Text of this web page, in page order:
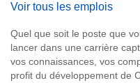
Voir tous les emplois
Quel que soit le poste que
lancer dans une carrière
vos connaissances, vos
profit du développement de